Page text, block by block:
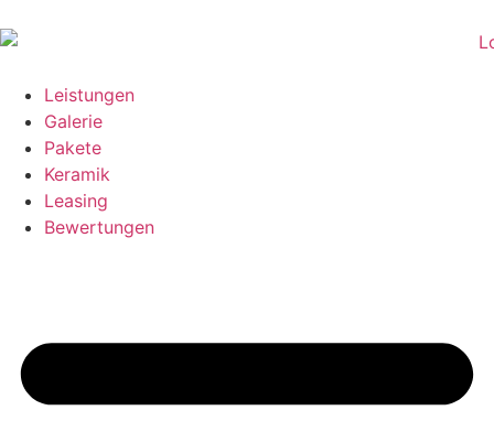
Leistungen
Galerie
Pakete
Keramik
Leasing
Bewertungen